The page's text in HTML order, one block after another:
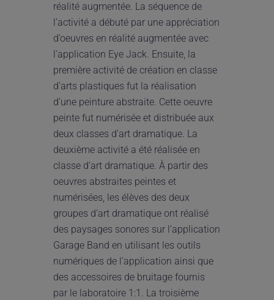
réalité augmentée. La séquence de
l’activité a débuté par une appréciation
d’oeuvres en réalité augmentée avec
l’application Eye Jack. Ensuite, la
première activité de création en classe
d’arts plastiques fut la réalisation
d’une peinture abstraite. Cette oeuvre
peinte fut numérisée et distribuée aux
deux classes d’art dramatique. La
deuxième activité a été réalisée en
classe d’art dramatique. À partir des
oeuvres abstraites peintes et
numérisées, les élèves des deux
groupes d’art dramatique ont réalisé
des paysages sonores sur l’application
Garage Band en utilisant les outils
numériques de l’application ainsi que
des accessoires de bruitage fournis
par le laboratoire 1:1. La troisième